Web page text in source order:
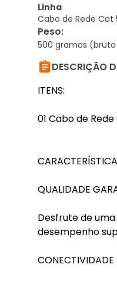
Linha
Cabo de Rede Cat
Peso:
500 gramas
DESCRIÇÃO
ITENS:
01 Cabo de
QUALIDADE
Desfrute de
desempenho